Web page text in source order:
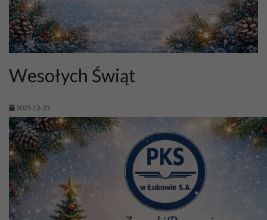
Wesołych Świąt
2025-12-23